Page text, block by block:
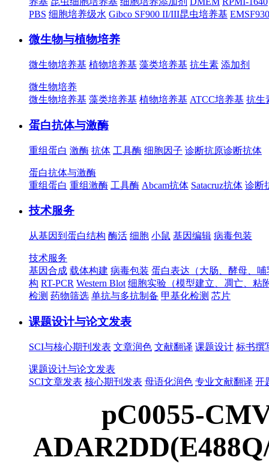
PBS 细胞培养级水 Gibco SF900 II/III昆虫培养基
微生物与植物培养
微生物培养基 植物培养基 藻类培养基 抗生素 添加剂
微生物培养
微生物培养基 藻类培养基 植物培养基 ATCC培养基 抗生
蛋白抗体与激酶
重组蛋白 激酶 抗体 工具酶 细胞因子 诊断抗原诊断抗体
蛋白抗体与激酶
重组蛋白 重组激酶 工具酶 Abcam抗体 Satacruz抗体 诊断
技术服务
从基因到蛋白结构 酶活 细胞 小鼠 基因编辑 病毒包装
技术服务
基因合成 载体构建 病毒包装 蛋白表达（大肠、酵母、
构 RT-PCR Western Blot 细胞实验（模型建立、凋亡、粘
检测 药物筛选 单抗与多抗制备 甲基化检测 芯片
课题设计与论文发表
SCI与核心期刊发表 文章润色 文献翻译 课题设计 标书撰
课题设计与论文发表
SCI文章发表 核心期刊发表 母语化润色 专业文献翻译 开
pC0055-